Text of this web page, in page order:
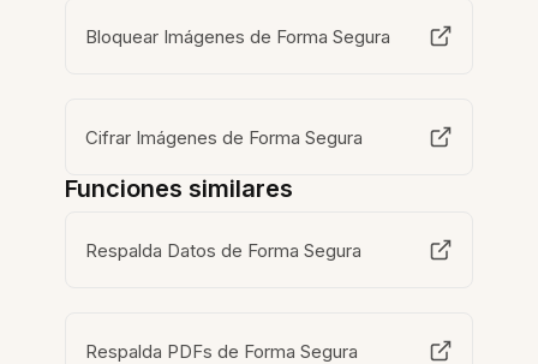
Bloquear Imágenes de Forma Segura
Cifrar Imágenes de Forma Segura
Funciones similares
Respalda Datos de Forma Segura
Respalda PDFs de Forma Segura